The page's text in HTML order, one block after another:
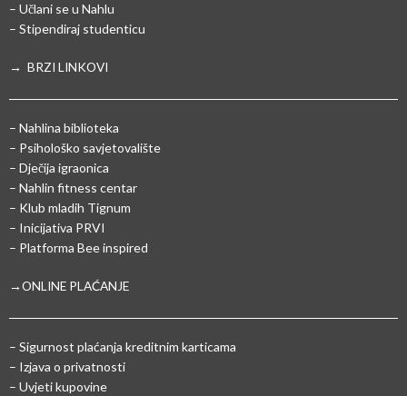
– Učlani se u Nahlu
– Stipendiraj studenticu
→ BRZI LINKOVI
– Nahlina biblioteka
– Psihološko savjetovalište
– Dječija igraonica
– Nahlin fitness centar
– Klub mladih Tignum
– Inicijativa PRVI
– Platforma Bee inspired
→ONLINE PLAĆANJE
– Sigurnost plaćanja kreditnim karticama
– Izjava o privatnosti
– Uvjeti kupovine